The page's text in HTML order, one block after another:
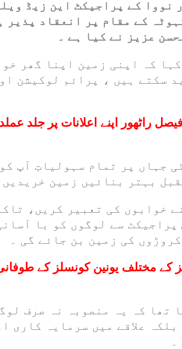
نووا کے پراجیکٹ این زیڈ
کے مقام پر انعقاد پذیر
عزیز نے کیا ہے ۔
کہ اپنی زمین اپنا گھر
سکتے ہیں ، پرائم لوکیشن
راٹھور اپنے اعلانات پر جلد
جہاں پر تمام سہولیاتِ آپ
بہتر بنائیں زمین خریدیں
خوابوں کی تعبیر کریں،
سے لوگوں کو با
کی زمین بن جائے گی ۔
کے مختلف یونین کونسلز کے
تھا کہ یہ منصوبہ نہ صرف
علاقے میں سرمایہ کاری